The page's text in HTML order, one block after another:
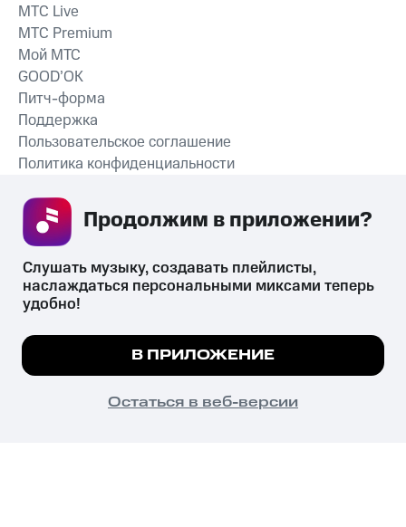
СКАЧАТЬ ПРИЛОЖЕНИЕ
MTС Live
MTС Premium
Мой МТС
GOOD’OK
Питч-форма
Поддержка
Пользовательское соглашение
Политика конфиденциальности
психотропных веществ, их аналогов причиняет вред здоровью,
их незаконный оборот запрещён и влечёт установленную
законодательством ответственность.
© 2026 ООО «КИОН».
Все права защищены
Мы используем куки, чтобы на сайте все
Подробнее
ПОНЯТНО
Слушать музыку, создавать плейлисты,
наслаждаться персональными миксами теперь
удобно!
В ПРИЛОЖЕНИЕ
Остаться в веб-версии